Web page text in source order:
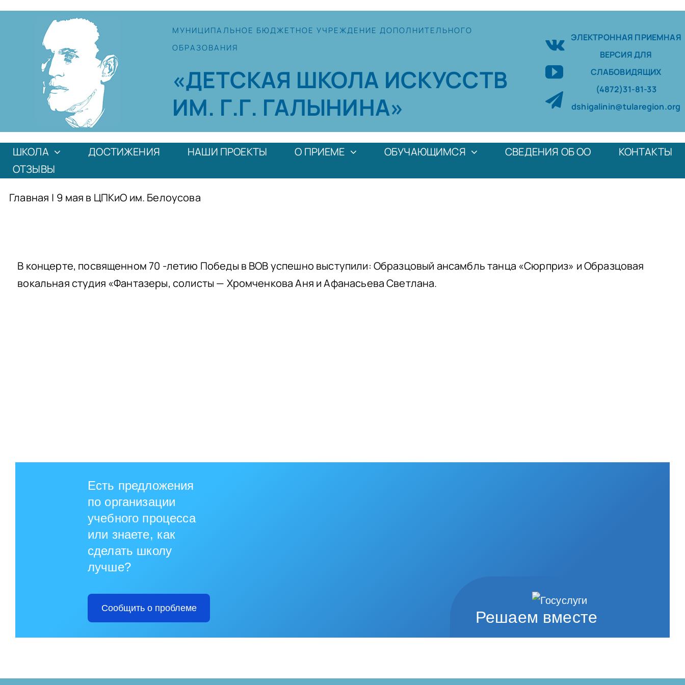
Skip
МУНИЦИПАЛЬНОЕ БЮДЖЕТНОЕ УЧРЕЖДЕНИЕДОПОЛНИТЕЛЬНОГО
ОБРАЗОВАНИЯ
«ДЕТСКАЯ ШКОЛА ИСКУССТВ
ИМ. Г.Г. ГАЛЫНИНА»
ЭЛЕКТРОННАЯ ПРИЕМНАЯ
ВЕРСИЯ ДЛЯ
СЛАБОВИДЯЩИХ
(4872)31-81-33
dshigalinin@tularegion.org
ШКОЛА ДОСТИЖЕНИЯ НАШИ ПРОЕКТЫ О ПРИЕМЕ ОБУЧАЮЩИМСЯ СВЕДЕНИЯ ОБ ОО
КОНТАКТЫ
ОТЗЫВЫ
Главная | 9 мая в ЦПКиО им. Белоусова
В концерте, посвященном 70 -летию Победы в ВОВ успешно выступили: Образцовый ансамбль танца «Сюрприз» и Образцовая
вокальная студия «Фантазеры, солисты — Хромченкова Аня и Афанасьева Светлана.
Решаем вместе
Есть предложения
по организации
учебного процесса
или знаете, как
сделать школу
лучше?
Сообщить о проблеме